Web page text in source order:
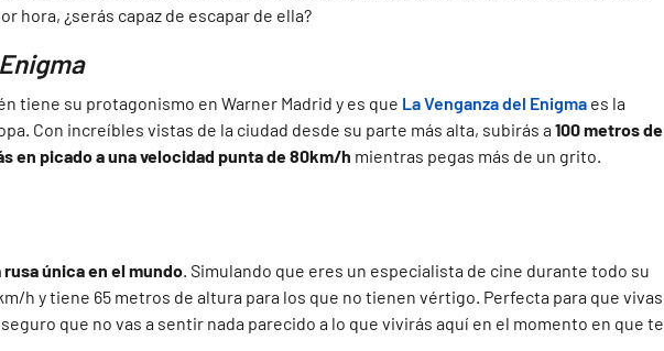
hora, ¿serás capaz de escapar de ella?
tiene su protagonismo en Warner Madrid y es que La Venganza del Enigma es la
Con increíbles vistas de la ciudad desde su parte más alta, subirás a100 metros de
en picado a una velocidad punta de 80km/h mientras pegas más de un grito.
única en el mundo . Simulando que eres un especialista de cine durante todo su
h y tiene 65 metros de altura para los que no tienen vértigo. Perfecta para que vivas
que no vas a sentir nada parecido a lo que vivirás aquí en el momento en que te